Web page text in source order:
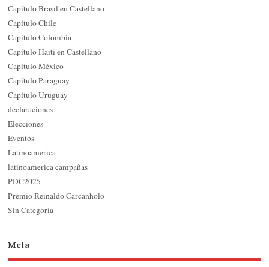
Capítulo Brasil en Castellano
Capítulo Chile
Capítulo Colombia
Capítulo Haiti en Castellano
Capítulo México
Capítulo Paraguay
Capítulo Uruguay
declaraciones
Elecciones
Eventos
Latinoamerica
latinoamerica campañas
PDC2025
Premio Reinaldo Carcanholo
Sin Categoría
Meta